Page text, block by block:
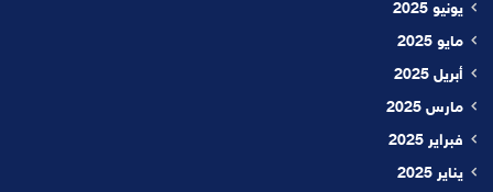
يونيو 2025
مايو 2025
أبريل 2025
مارس 2025
فبراير 2025
يناير 2025